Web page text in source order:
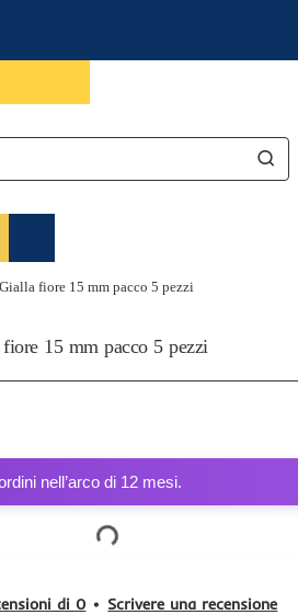
15 mm pacco 5 pezzi
fiore 15 mm pacco 5 pezzi
nell’arco di 12 mesi.
di 0 • Scrivere una recensione